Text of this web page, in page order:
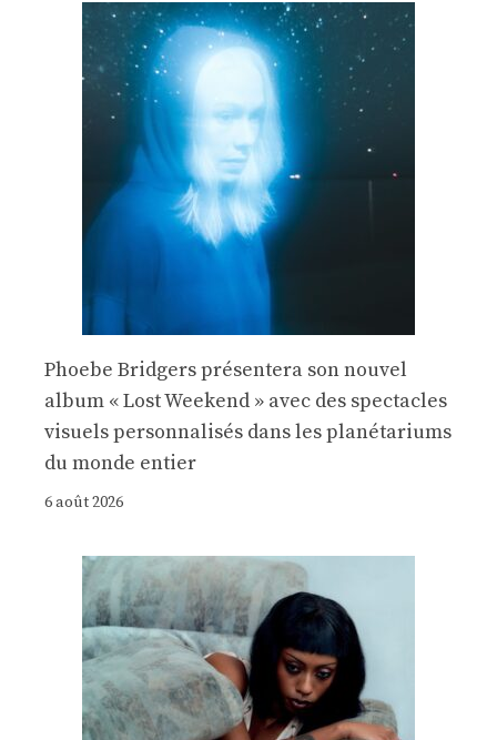
Phoebe Bridgers présentera son nouvel
album « Lost Weekend » avec des spectacles
visuels personnalisés dans les planétariums
du monde entier
6 août 2026